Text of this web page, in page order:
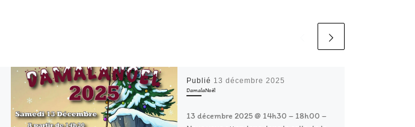
Publié 13 décembre 2025
DamalaNoël
13 décembre 2025 @ 14h30 – 18h00 –